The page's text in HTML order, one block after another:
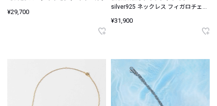
¥29,700
silver925 ネックレス フィガロチェー
¥31,900